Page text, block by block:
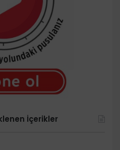
İçerikler